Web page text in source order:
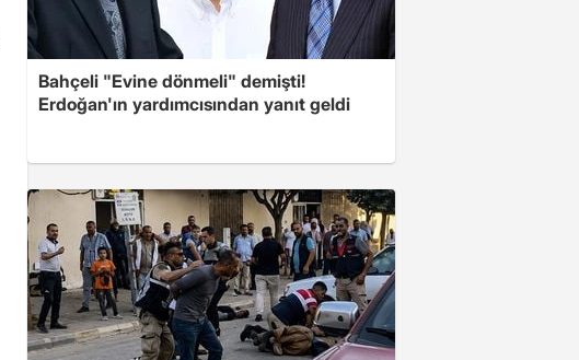
Bahçeli "Evine dönmeli" demişti!
Erdoğan'ın yardımcısından yanıt geldi